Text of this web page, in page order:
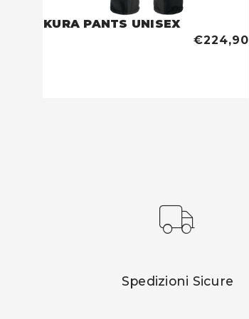
KURA PANTS UNISEX
€224,90
Spedizioni Sicure